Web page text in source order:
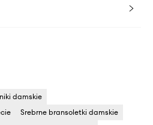
damskie
Srebrne bransoletki damskie